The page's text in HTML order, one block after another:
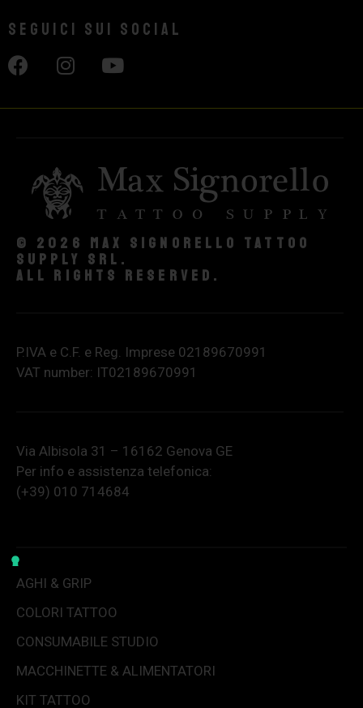
Seguici sui social
© 2026 Max Signorello Tattoo
supply srl.
All rights reserved.
P.IVA e C.F. e Reg. Imprese 02189670991
VAT number: IT02189670991
Via Albisola 31 – 16162 Genova GE
Per info e assistenza telefonica:
(+39) 010 714684
AGHI & GRIP
COLORI TATTOO
CONSUMABILE STUDIO
MACCHINETTE & ALIMENTATORI
KIT TATTOO